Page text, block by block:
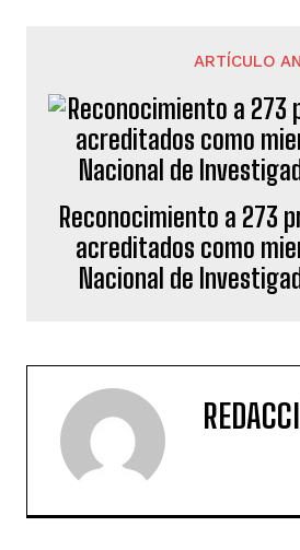
ARTÍCULO
Reconocimiento a 273
acreditados como
Nacional de